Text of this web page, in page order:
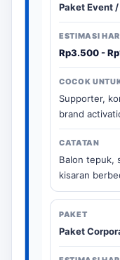
Paket Event
Rp3.500 -
Supporter,
brand
Balon tepuk,
kisaran
Paket